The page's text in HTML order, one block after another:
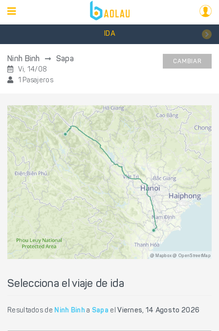
IDA
Ninh Binh Sapa
Vi, 14/08
1 Pasajeros
CAMBIAR
@ Mapbox @ OpenStreetMap
Selecciona el viaje de ida
Resultados de Ninh Binh a Sapa elViernes, 14 Agosto 2026